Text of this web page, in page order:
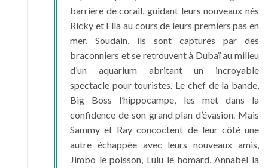
barrière de corail, guidant leurs nouveaux nés
Ricky et Ella au cours de leurs premiers pas en
mer. Soudain, ils sont capturés par des
braconniers et se retrouvent à Dubaï au milieu
d’un aquarium abritant un incroyable
spectacle pour touristes. Le chef de la bande,
Big Boss l’hippocampe, les met dans la
confidence de son grand plan d’évasion. Mais
Sammy et Ray concoctent de leur côté une
autre échappée avec leurs nouveaux amis,
Jimbo le poisson, Lulu le homard, Annabel la